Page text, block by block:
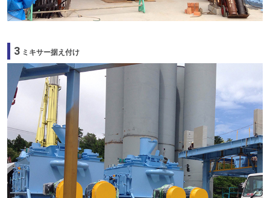
3 ミキサー据え付け